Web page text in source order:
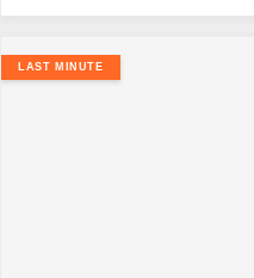
LAST MINUTE